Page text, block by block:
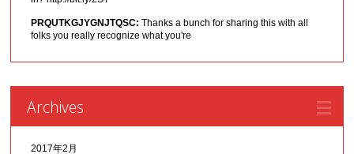
PRQUTKGJYGNJTQSC: Thanks a bunch for sharing this with all
folks you really recognize what you're
Archives
2017年2月